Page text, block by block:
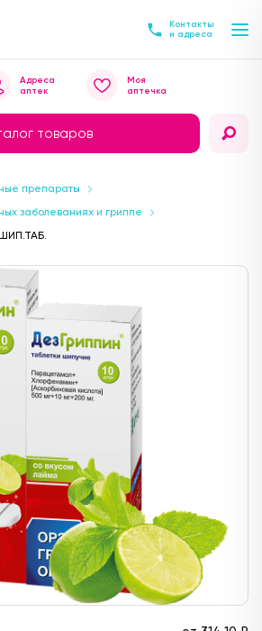
Контакты
и адреса
товаров
Адреса
аптек
Моя
аптечка
препараты
заболеваниях и гриппе